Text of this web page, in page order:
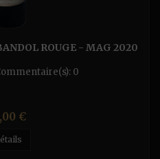
ROUGE - MAG 2020
0
€